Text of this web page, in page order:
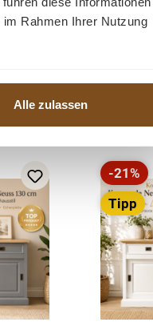
Rahmen Ihrer Nutzung
Alle zulassen
Rabatt
-21%
Tipp